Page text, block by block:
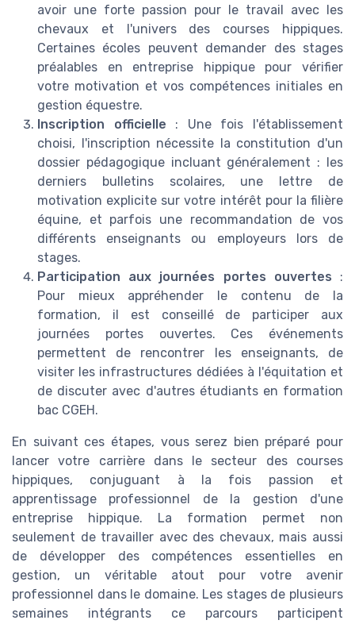
avoir une forte passion pour le travail avec les
chevaux et l'univers des courses hippiques.
Certaines écoles peuvent demander des stages
préalables en entreprise hippique pour vérifier
votre motivation et vos compétences initiales en
gestion équestre.
Inscription officielle : Une fois l'établissement
choisi, l'inscription nécessite la constitution d'un
dossier pédagogique incluant généralement : les
derniers bulletins scolaires, une lettre de
motivation explicite sur votre intérêt pour la filière
équine, et parfois une recommandation de vos
différents enseignants ou employeurs lors de
stages.
Participation aux journées portes ouvertes :
Pour mieux appréhender le contenu de la
formation, il est conseillé de participer aux
journées portes ouvertes. Ces événements
permettent de rencontrer les enseignants, de
visiter les infrastructures dédiées à l'équitation et
de discuter avec d'autres étudiants en formation
bac CGEH.
En suivant ces étapes, vous serez bien préparé pour
lancer votre carrière dans le secteur des courses
hippiques, conjuguant à la fois passion et
apprentissage professionnel de la gestion d'une
entreprise hippique. La formation permet non
seulement de travailler avec des chevaux, mais aussi
de développer des compétences essentielles en
gestion, un véritable atout pour votre avenir
professionnel dans le domaine. Les stages de plusieurs
semaines intégrants ce parcours participent